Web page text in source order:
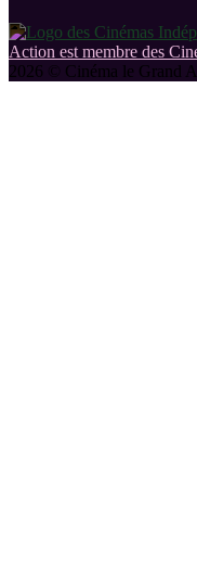
Action est membre des
2026 © Cinéma le Grand